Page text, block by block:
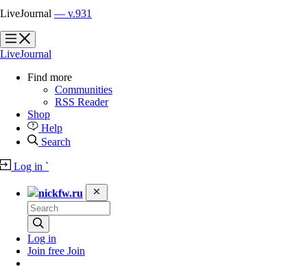
LiveJournal — v.931
?
?
LiveJournal
Find more
Communities
RSS Reader
Shop
Help
Search
Log in `
nickfw.ru
Log in
Join free Join